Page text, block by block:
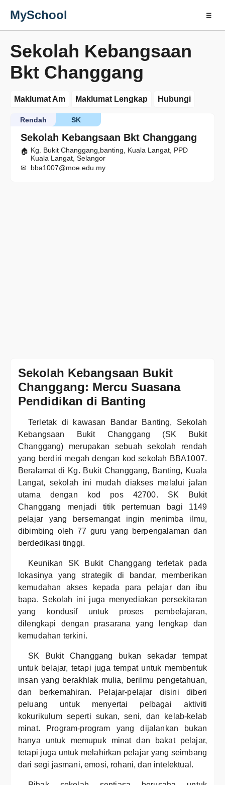
MySchool ☰
Sekolah Kebangsaan
Bkt Changgang
Maklumat Am Maklumat Lengkap Hubungi
Sekolah Kebangsaan Bkt Changgang
SK
Rendah
Kg. Bukit Changgang,banting, Kuala Langat, PPD
Kuala Langat, Selangor
bba1007@moe.edu.my
Sekolah Kebangsaan Bukit
Changgang: Mercu Suasana
Pendidikan di Banting
Terletak di kawasan Bandar Banting, Sekolah
Kebangsaan Bukit Changgang (SK Bukit
Changgang) merupakan sebuah sekolah rendah
yang berdiri megah dengan kod sekolah BBA1007.
Beralamat di Kg. Bukit Changgang, Banting, Kuala
Langat, sekolah ini mudah diakses melalui jalan
utama dengan kod pos 42700. SK Bukit
Changgang menjadi titik pertemuan bagi 1149
pelajar yang bersemangat ingin menimba ilmu,
dibimbing oleh 77 guru yang berpengalaman dan
berdedikasi tinggi.
Keunikan SK Bukit Changgang terletak pada
lokasinya yang strategik di bandar, memberikan
kemudahan akses kepada para pelajar dan ibu
bapa. Sekolah ini juga menyediakan persekitaran
yang kondusif untuk proses pembelajaran,
dilengkapi dengan prasarana yang lengkap dan
kemudahan terkini.
SK Bukit Changgang bukan sekadar tempat
untuk belajar, tetapi juga tempat untuk membentuk
insan yang berakhlak mulia, berilmu pengetahuan,
dan berkemahiran. Pelajar-pelajar disini diberi
peluang untuk menyertai pelbagai aktiviti
kokurikulum seperti sukan, seni, dan kelab-kelab
minat. Program-program yang dijalankan bukan
hanya untuk memupuk minat dan bakat pelajar,
tetapi juga untuk melahirkan pelajar yang seimbang
dari segi jasmani, emosi, rohani, dan intelektual.